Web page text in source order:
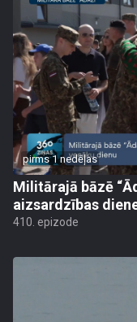
pirms 1 nedēļas
Militārajā bāzē
aizsardzības
410. epizode